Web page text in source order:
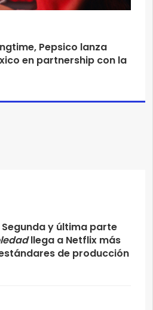
y última parte
llega a Netflix más
de producción
Pepsico lanza
en partnership con la